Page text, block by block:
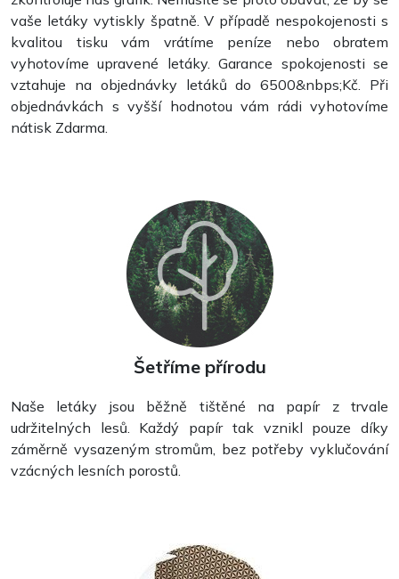
Kapesní kalendáře
Stolní kalendáře
vaše letáky vytiskly špatně. V případě nespokojenosti s
kvalitou tisku vám vrátíme peníze nebo obratem
vyhotovíme upravené letáky. Garance spokojenosti se
vztahuje na objednávky letáků do 6500&nbps;Kč. Při
objednávkách s vyšší hodnotou vám rádi vyhotovíme
nátisk Zdarma.
Šetříme přírodu
Naše letáky jsou běžně tištěné na papír z trvale
udržitelných lesů. Každý papír tak vznikl pouze díky
záměrně vysazeným stromům, bez potřeby vyklučování
vzácných lesních porostů.